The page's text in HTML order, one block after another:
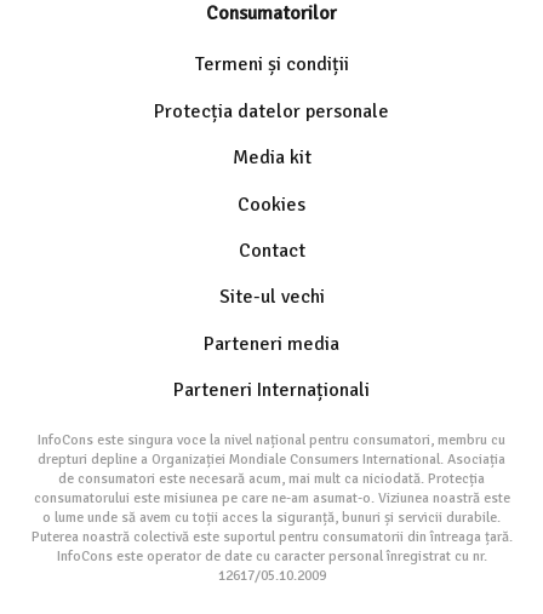
Consumatorilor
Termeni și condiții
Protecția datelor personale
Media kit
Cookies
Contact
Site-ul vechi
Parteneri media
Parteneri Internaționali
InfoCons este singura voce la nivel național pentru consumatori, membru cu
drepturi depline a Organizației Mondiale Consumers International. Asociația
de consumatori este necesară acum, mai mult ca niciodată. Protecția
consumatorului este misiunea pe care ne-am asumat-o. Viziunea noastră este
o lume unde să avem cu toții acces la siguranță, bunuri și servicii durabile.
Puterea noastră colectivă este suportul pentru consumatorii din întreaga țară.
InfoCons este operator de date cu caracter personal înregistrat cu nr.
12617/05.10.2009